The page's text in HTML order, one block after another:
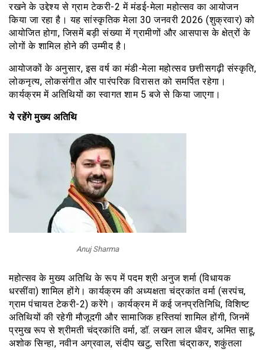
रखने के उद्देश्य से ग्राम टेकरी-2 में मंडई-मेला महोत्सव का आयोजन
किया जा रहा है। यह सांस्कृतिक मेला 30 जनवरी 2026 (शुक्रवार) को
आयोजित होगा, जिसमें बड़ी संख्या में ग्रामीणों और आसपास के क्षेत्रों के
लोगों के शामिल होने की उम्मीद है।
आयोजकों के अनुसार, इस वर्ष का मंडी-मेला महोत्सव छत्तीसगढ़ी संस्कृति,
लोकनृत्य, लोकसंगीत और पारंपरिक विरासत को समर्पित रहेगा।
कार्यक्रम में अतिथियों का स्वागत शाम 5 बजे से किया जाएगा।
ये रहेंगे मुख्य अतिथि
Anuj Sharma
महोत्सव के मुख्य अतिथि के रूप में पदम श्री अनुज शर्मा (विधायक
धरसींवा) शामिल होंगे। कार्यक्रम की अध्यक्षता चंद्रकांत वर्मा (सरपंच,
ग्राम पंचायत टेकरी-2) करेंगे। कार्यक्रम में कई जनप्रतिनिधि, विशिष्ट
अतिथियों की रहेगी मौजूदगी और सामाजिक हस्तियां शामिल होंगी, जिनमें
प्रमुख रूप से श्रीमती चंद्रकांति वर्मा, डॉ. लखन लाल धीवर, अमित साहू,
अशोक सिन्हा, नवीन अग्रवाल, संदीप खटु, सरिता चंद्राकर, शकुंतला